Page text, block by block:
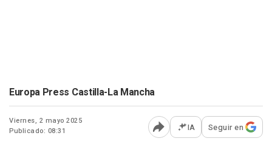
Europa Press Castilla-La Mancha
Viernes, 2 mayo 2025
Publicado: 08:31
Abrir opciones para
IA Seguir en